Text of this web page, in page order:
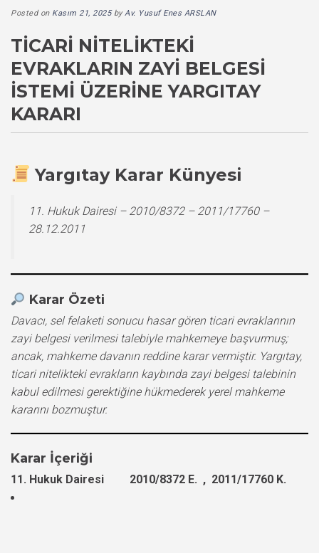
Posted on Kasım 21, 2025byAv. Yusuf Enes ARSLAN
TICARI NITELIKTEKI
EVRAKLARIN ZAYI BELGESI
İSTEMI ÜZERINE YARGITAY
KARARI
Yargıtay Karar Künyesi
11. Hukuk Dairesi – 2010/8372 – 2011/17760 –
28.12.2011
Karar Özeti
Davacı, sel felaketi sonucu hasar gören ticari evraklarının
zayi belgesi verilmesi talebiyle mahkemeye başvurmuş;
ancak, mahkeme davanın reddine karar vermiştir. Yargıtay,
ticari nitelikteki evrakların kaybında zayi belgesi talebinin
kabul edilmesi gerektiğine hükmederek yerel mahkeme
kararını bozmuştur.
Karar İçeriği
11. Hukuk Dairesi 2010/8372 E. , 2011/17760 K.